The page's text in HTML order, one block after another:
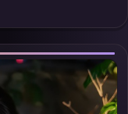
剧在线看」延展检
。